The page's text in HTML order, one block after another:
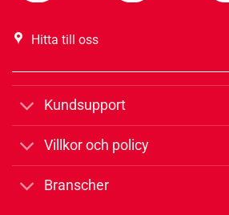
Hitta till oss
Kundsupport
Villkor och policy
Branscher